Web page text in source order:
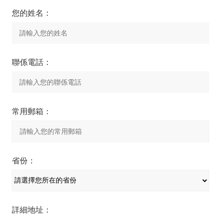
您的姓名：
聯係電話：
常用郵箱：
省份：
詳細地址：